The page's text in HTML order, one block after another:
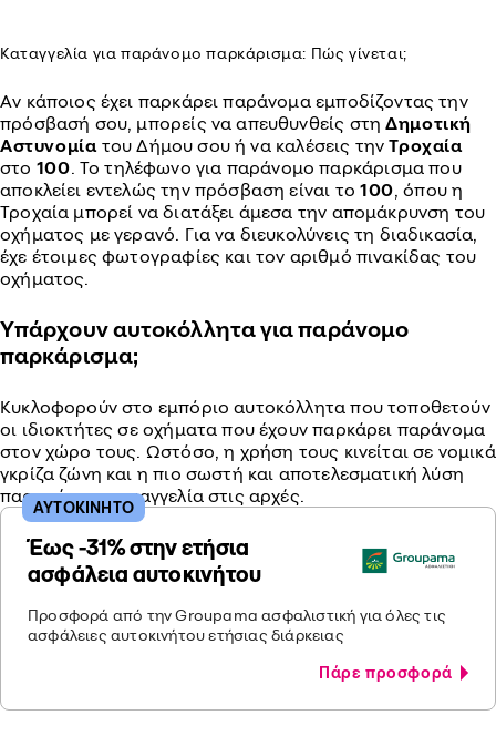
Καταγγελία για παράνομο παρκάρισμα: Πώς γίνεται;
Αν κάποιος έχει παρκάρει παράνομα εμποδίζοντας την
πρόσβασή σου, μπορείς να απευθυνθείς στηΔημοτική
Αστυνομίατου Δήμου σου ή να καλέσεις τηνΤροχαία
στο 100. Το τηλέφωνο για παράνομο παρκάρισμα που
αποκλείει εντελώς την πρόσβαση είναι το100, όπου η
Τροχαία μπορεί να διατάξει άμεσα την απομάκρυνση του
οχήματος με γερανό. Για να διευκολύνεις τη διαδικασία,
έχε έτοιμες φωτογραφίες και τον αριθμό πινακίδας του
οχήματος.
Υπάρχουν αυτοκόλλητα για παράνομο
παρκάρισμα;
Κυκλοφορούν στο εμπόριο αυτοκόλλητα που τοποθετούν
οι ιδιοκτήτες σε οχήματα που έχουν παρκάρει παράνομα
στον χώρο τους. Ωστόσο, η χρήση τους κινείται σε νομικά
γκρίζα ζώνη και η πιο σωστή και αποτελεσματική λύση
παραμένει η καταγγελία στις αρχές.
Έως -31% στην ετήσια
ασφάλεια αυτοκινήτου
Προσφορά από την Groupama ασφαλιστική για όλες τις
ασφάλειες αυτοκινήτου ετήσιας διάρκειας
Πάρε προσφορά
ΑΥΤΟΚΙΝΗΤΟ